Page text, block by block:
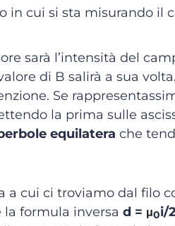
in cui si sta misurando il
sarà l’intensità del
di B salirà a sua
Se
la prima sulle
equilatera che
a cui ci troviamo dal filo
formula inversa d = μ0i/